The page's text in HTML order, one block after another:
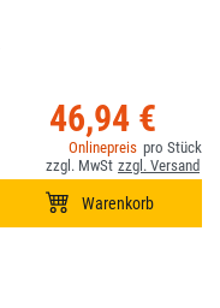
46,94 €